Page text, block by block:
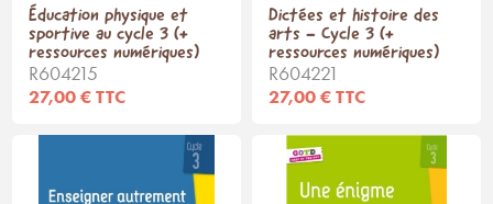
Éducation physique et
sportive au cycle 3 (+
ressources numériques)
R604215
27,00 € TTC
Dictées et histoire des
arts - Cycle 3 (+
ressources numériques)
R604221
27,00 € TTC